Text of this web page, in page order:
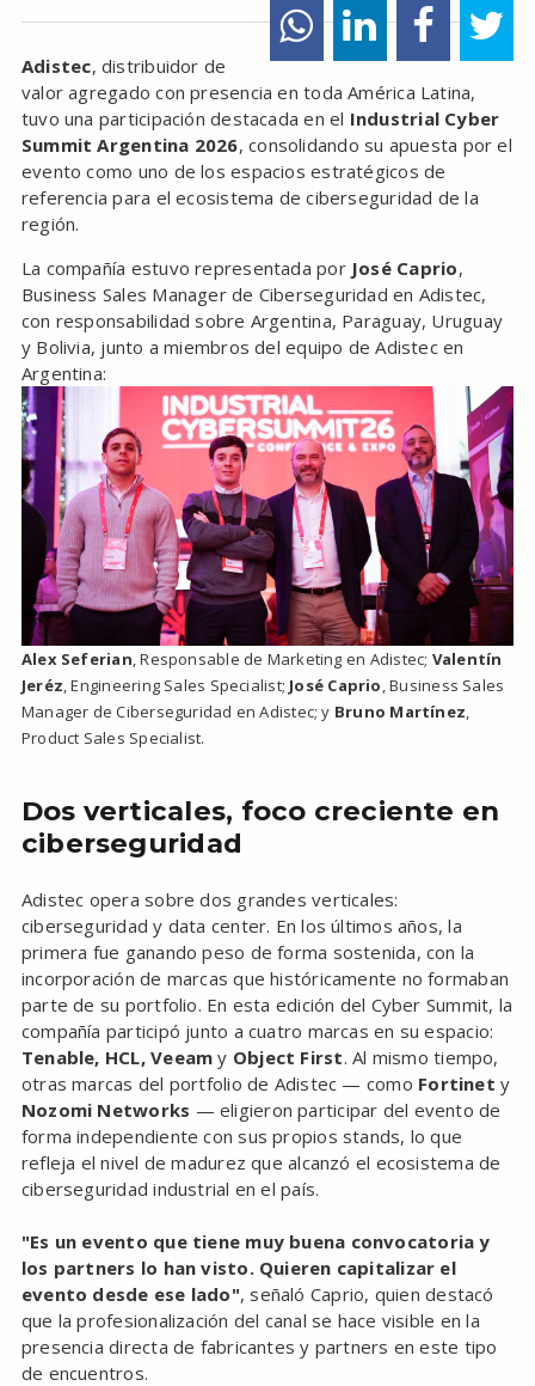
Adistec, distribuidor de
valor agregado con presencia en toda América Latina,
tuvo una participación destacada en el Industrial Cyber
Summit Argentina 2026, consolidando su apuesta por el
evento como uno de los espacios estratégicos de
referencia para el ecosistema de ciberseguridad de la
región.
La compañía estuvo representada por José Caprio,
Business Sales Manager de Ciberseguridad en Adistec,
con responsabilidad sobre Argentina, Paraguay, Uruguay
y Bolivia, junto a miembros del equipo de Adistec en
Argentina:
Alex Seferian , Responsable de Marketing en Adistec; Valentín
Jeréz , Engineering Sales Specialist; José Caprio , Business Sales
Manager de Ciberseguridad en Adistec; y Bruno Martínez
Product Sales Specialist.
Dos verticales, foco creciente en
ciberseguridad
Adistec opera sobre dos grandes verticales:
ciberseguridad y data center. En los últimos años, la
primera fue ganando peso de forma sostenida, con la
incorporación de marcas que históricamente no formaban
parte de su portfolio. En esta edición del Cyber Summit, la
compañía participó junto a cuatro marcas en su espacio:
Tenable, HCL, Veeam y Object First. Al mismo tiempo,
otras marcas del portfolio de Adistec — como Fortinet y
Nozomi Networks — eligieron participar del evento de
forma independiente con sus propios stands, lo que
refleja el nivel de madurez que alcanzó el ecosistema de
ciberseguridad industrial en el país.
"Es un evento que tiene muy buena convocatoria y
los partners lo han visto. Quieren capitalizar el
evento desde ese lado", señaló Caprio, quien destacó
que la profesionalización del canal se hace visible en la
presencia directa de fabricantes y partners en este tipo
de encuentros.